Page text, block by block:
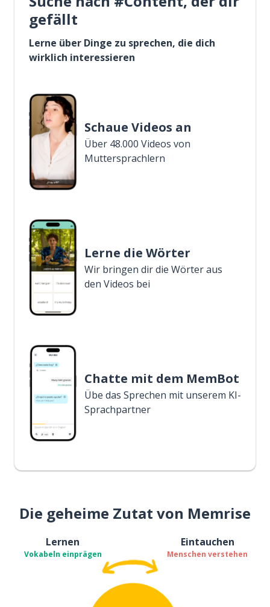
gefällt
Lerne über Dinge zu sprechen, die dich
wirklich interessieren
Schaue Videos an
Über 48.000 Videos von
Muttersprachlern
Lerne die Wörter
Wir bringen dir die Wörter aus
den Videos bei
Chatte mit dem MemBot
Übe das Sprechen mit unserem KI-
Sprachpartner
Die geheime Zutat von Memrise
Lernen
Vokabeln einprägen
Eintauchen
Menschen verstehen